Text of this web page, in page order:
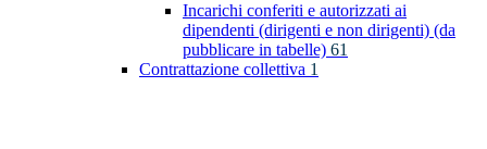
Incarichi conferiti e autorizzati ai
dipendenti (dirigenti e non dirigenti) (da
pubblicare in tabelle) 61
Contrattazione collettiva 1